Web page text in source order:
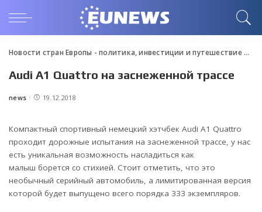
Новости стран Европы - политика, инвестиции и путешествие>
Audi A1 Quattro на заснеженной трассе
Posted
news 19.12.2018
Компактный спортивный немецкий хэтчбек Audi A1 Quattro
проходит дорожные испытания на заснеженной трассе, у нас
есть уникальная возможность насладиться как
малыш борется со стихией. Стоит отметить, что это
необычный серийный автомобиль, а лимитированная версия
которой будет выпущено всего порядка 333 экземпляров.